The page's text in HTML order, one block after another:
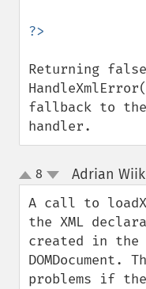
Returning
fallback to
handler.
up
down
8 Adrian Wiik
A call to
the XML
created in
DOMDocument.
problems if